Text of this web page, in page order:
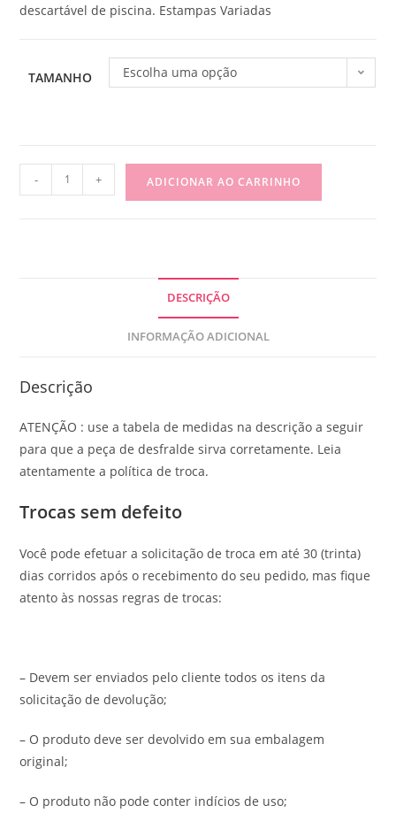
descartável de piscina. Estampas Variadas
TAMANHO Escolha uma opção
- + ADICIONAR AO CARRINHO
DESCRIÇÃO
INFORMAÇÃO ADICIONAL
Descrição
ATENÇÃO : use a tabela de medidas na descrição a seguir
para que a peça de desfralde sirva corretamente. Leia
atentamente a política de troca.
Trocas sem defeito
Você pode efetuar a solicitação de troca em até 30 (trinta)
dias corridos após o recebimento do seu pedido, mas fique
atento às nossas regras de trocas:
– Devem ser enviados pelo cliente todos os itens da
solicitação de devolução;
– O produto deve ser devolvido em sua embalagem
original;
– O produto não pode conter indícios de uso;